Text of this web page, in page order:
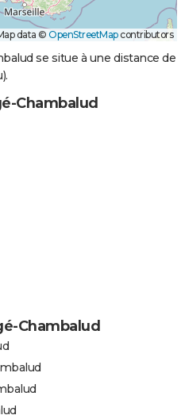
data ©OpenStreetMapcontributors
se situe à une distance de
Chambalud
Chambalud